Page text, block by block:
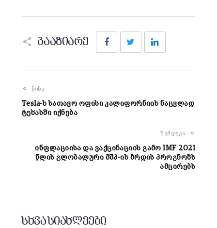
გააზიარე
FacebookTwitter
წინა
Tesla-ს სათავო ოფისი კალიფორნიის ნაცვლად
ტეხასში იქნება
შემდეგი
ინფლაციისა და ვაქცინაციის გამო IMF 2021
წლის გლობალური მშპ-ის ზრდის პროგნოზს
ამცირებს
სხვა სიახლეები